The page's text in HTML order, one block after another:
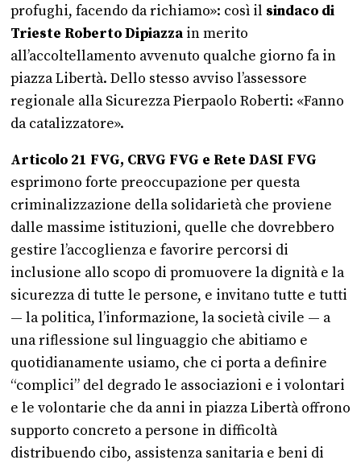
profughi, facendo da richiamo»: così il sindaco di
Trieste Roberto Dipiazza in merito
all’accoltellamento avvenuto qualche giorno fa in
piazza Libertà. Dello stesso avviso l’assessore
regionale alla Sicurezza Pierpaolo Roberti: «Fanno
da catalizzatore».
Articolo 21 FVG, CRVG FVG e Rete DASI FVG
esprimono forte preoccupazione per questa
criminalizzazione della solidarietà che proviene
dalle massime istituzioni, quelle che dovrebbero
gestire l’accoglienza e favorire percorsi di
inclusione allo scopo di promuovere la dignità e la
sicurezza di tutte le persone, e invitano tutte e tutti
— la politica, l’informazione, la società civile — a
una riflessione sul linguaggio che abitiamo e
quotidianamente usiamo, che ci porta a definire
“complici” del degrado le associazioni e i volontari
e le volontarie che da anni in piazza Libertà offrono
supporto concreto a persone in difficoltà
distribuendo cibo, assistenza sanitaria e beni di